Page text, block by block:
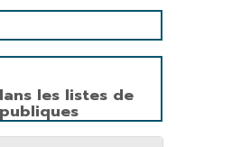
les listes de